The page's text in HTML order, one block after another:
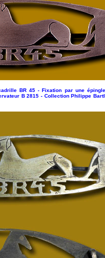
BR 45 - Fixation par une
B 2815 - Collection Philippe